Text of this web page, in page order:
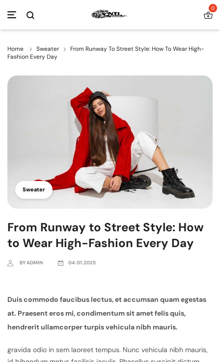
0
Home Sweater
From Runway To Street Style: How To Wear High-
Fashion Every Day
Sweater
From Runway to Street Style: How
to Wear High-Fashion Every Day
BY ADMIN 04.01.2025
Duis commodo faucibus lectus, et accumsan quam egestas
at. Praesent eros mi, condimentum sit amet felis quis,
hendrerit ullamcorper turpis vehicula nibh mauris.
gravida odio in sem laoreet tempus. Nunc vehicula nibh mauris,